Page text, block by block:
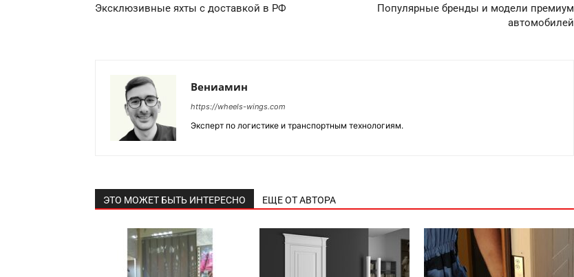
Эксклюзивные яхты с доставкой в РФ
Популярные бренды и модели премиум
автомобилей
Вениамин
https://wheels-wings.com
Эксперт по логистике и транспортным технологиям.
ЭТО МОЖЕТ БЫТЬ ИНТЕРЕСНО ЕЩЕ ОТ АВТОРА